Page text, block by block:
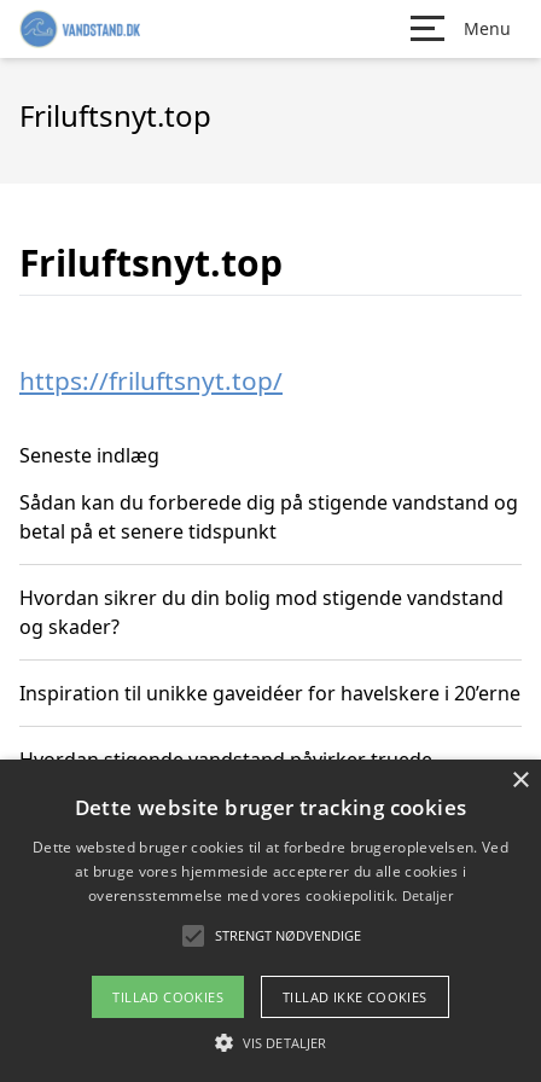
Menu
Friluftsnyt.top
Friluftsnyt.top
https://friluftsnyt.top/
Seneste indlæg
Sådan kan du forberede dig på stigende vandstand og
betal på et senere tidspunkt
Hvordan sikrer du din bolig mod stigende vandstand
og skader?
Inspiration til unikke gaveidéer for havelskere i 20’erne
Hvordan stigende vandstand påvirker truede
Sådan vælger du de bedste vandrerygsække til
vandreture i Danmark
Copyright 2026 - Pilanto Aps
Om / kontakt
×
Dette website bruger tracking cookies
Dette websted bruger cookies til at forbedre brugeroplevelsen. Ved
at bruge vores hjemmeside accepterer du alle cookies i
overensstemmelse med vores cookiepolitik. Detaljer
STRENGT NØDVENDIGE
TILLAD COOKIES TILLAD IKKE COOKIES
VIS DETALJER